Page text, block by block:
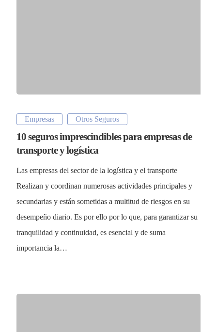
Empresas Otros Seguros
10 seguros imprescindibles para empresas de
transporte y logística
Las empresas del sector de la logística y el transporte
Realizan y coordinan numerosas actividades principales y
secundarias y están sometidas a multitud de riesgos en su
desempeño diario. Es por ello por lo que, para garantizar su
tranquilidad y continuidad, es esencial y de suma
importancia la…